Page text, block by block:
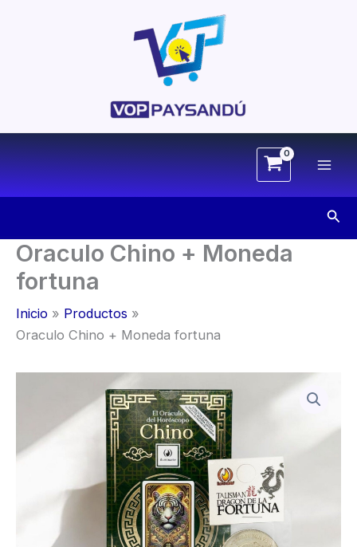
Oraculo Chino + Moneda
fortuna
Inicio
Productos
Oraculo Chino + Moneda fortuna